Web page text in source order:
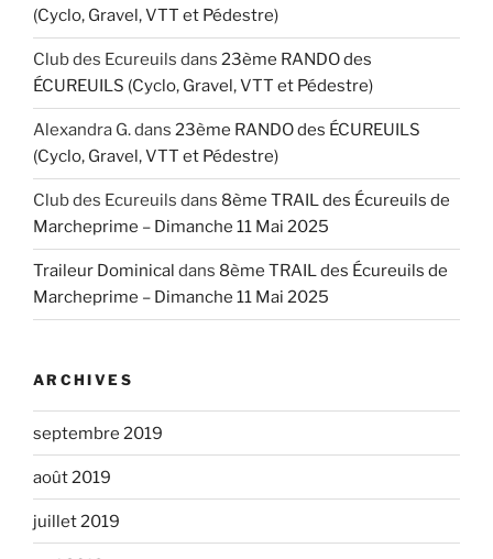
(Cyclo, Gravel, VTT et Pédestre)
Club des Ecureuils dans 23ème RANDO des
ÉCUREUILS (Cyclo, Gravel, VTT et Pédestre)
Alexandra G.dans 23ème RANDO des ÉCUREUILS
(Cyclo, Gravel, VTT et Pédestre)
Club des Ecureuils dans 8ème TRAIL des Écureuils de
Marcheprime – Dimanche 11 Mai 2025
Traileur Dominical dans 8ème TRAIL des Écureuils de
Marcheprime – Dimanche 11 Mai 2025
ARCHIVES
septembre 2019
août 2019
juillet 2019